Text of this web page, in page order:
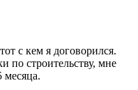
с кем я договорился.
по строительству, мне
месяца.